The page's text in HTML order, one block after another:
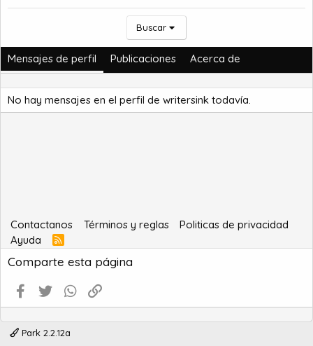
Buscar
Mensajes de perfil Publicaciones Acerca de
No hay mensajes en el perfil de writersink todavía.
Contactanos Términos y reglas
Politicas de privacidad
Ayuda
R
S
S
Comparte esta página
Facebook
Twitter WhatsApp
Park 2.2.12a